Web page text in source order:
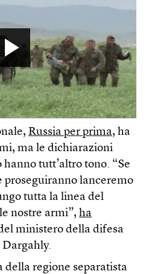
Russia per prima, ha
ma le dichiarazioni
tutt’altro tono. “Se
proseguiranno lanceremo
tutta la linea del
nostre armi”, ha
ministero della difesa
regione separatista